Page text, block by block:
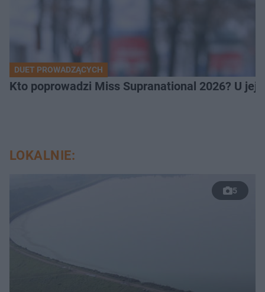
DUET PROWADZĄCYCH
Kto poprowadzi Miss Supranational 2026? U jej
LOKALNIE:
5